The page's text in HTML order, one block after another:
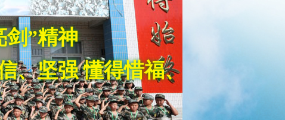
“亮剑”精神
强 懂得惜福、感恩